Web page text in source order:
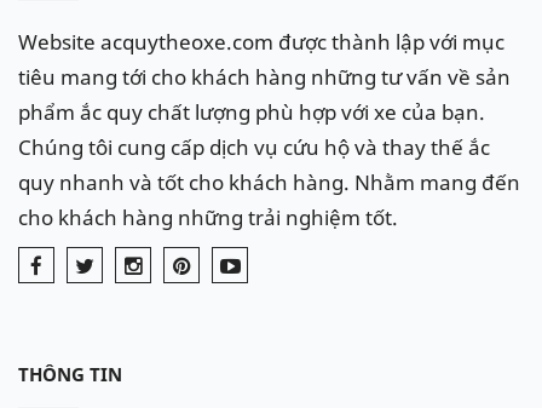
Website acquytheoxe.com được thành lập với mục
tiêu mang tới cho khách hàng những tư vấn về sản
phẩm ắc quy chất lượng phù hợp với xe của bạn.
Chúng tôi cung cấp dịch vụ cứu hộ và thay thế ắc
quy nhanh và tốt cho khách hàng. Nhằm mang đến
cho khách hàng những trải nghiệm tốt.
THÔNG TIN